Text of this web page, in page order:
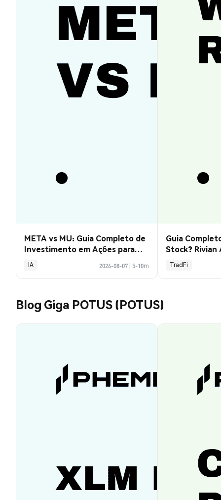
META vs MU: Guia Completo de
Investimento em Ações para
2026
IA 2026-08-07 5-10m
Guia
Stock?
Explicado
TradFi
Blog Giga POTUS (POTUS)